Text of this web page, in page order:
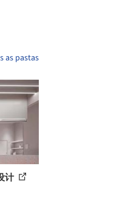
as pastas
计